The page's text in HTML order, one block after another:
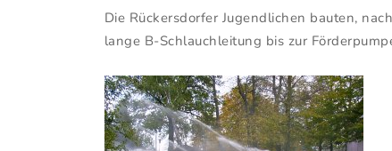
Die Rückersdorfer Jugendlichen bauten,
lange B-Schlauchleitung bis zur